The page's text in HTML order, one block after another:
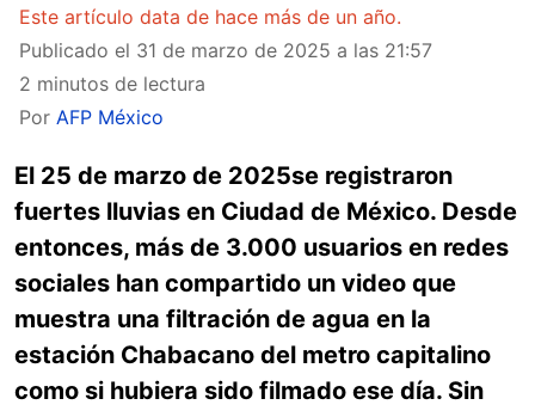
Este artículo data de hace más de un año.
Publicado el 31 de marzo de 2025 a las 21:57
2 minutos de lectura
Por AFP México
El 25 de marzo de 2025se registraron
fuertes lluvias en Ciudad de México. Desde
entonces, más de 3.000 usuarios en redes
sociales han compartido un video que
muestra una filtración de agua en la
estación Chabacano del metro capitalino
como si hubiera sido filmado ese día. Sin